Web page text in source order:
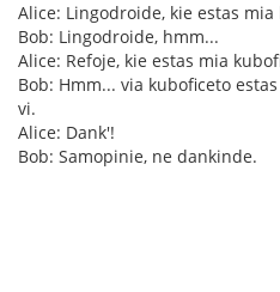
Alice: Lingodroide, kie estas mia
Bob: Lingodroide, hmm...
Alice: Refoje, kie estas mia
Bob: Hmm... via kuboficeto
vi.
Alice: Dank'!
Bob: Samopinie, ne dankinde.